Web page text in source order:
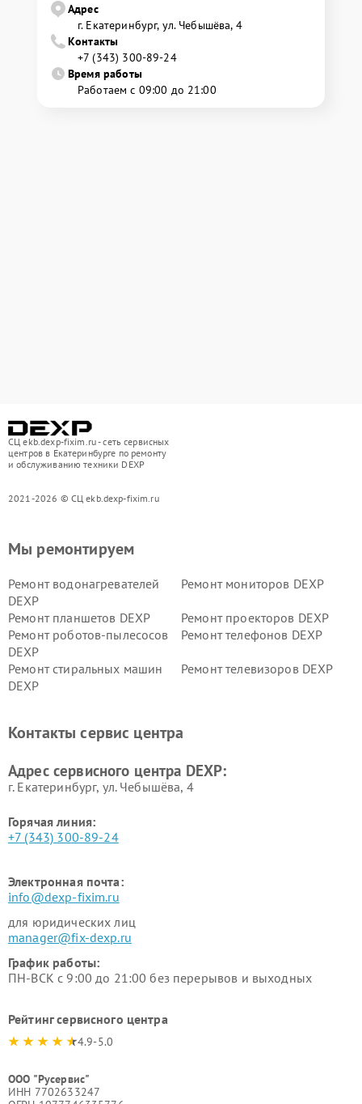
Адрес
г. Екатеринбург, ул. Чебышёва, 4
Контакты
+7 (343) 300-89-24
Время работы
Работаем с 09:00 до 21:00
СЦ ekb.dexp-fixim.ru - сеть сервисных
центров в Екатеринбурге по ремонту
и обслуживанию техники DEXP
2021-2026 © СЦ ekb.dexp-fixim.ru
Мы ремонтируем
Ремонт водонагревателей
DEXP
Ремонт мониторов DEXP
Ремонт планшетов DEXP
Ремонт проекторов DEXP
Ремонт роботов-пылесосов
DEXP
Ремонт телефонов DEXP
Ремонт стиральных машин
DEXP
Ремонт телевизоров DEXP
Ремонт серверов DEXP
Ремонт мини пк DEXP
Контакты сервис центра
Адрес сервисного центра DEXP:
г. Екатеринбург, ул. Чебышёва, 4
Горячая линия:
+7 (343) 300-89-24
Электронная почта:
info@dexp-fixim.ru
для юридических лиц
manager@fix-dexp.ru
График работы:
ПН-ВСК с 9:00 до 21:00 без перерывов и выходных
Рейтинг сервисного центра
4.9-5.0
ООО "Русервис"
ИНН 7702633247